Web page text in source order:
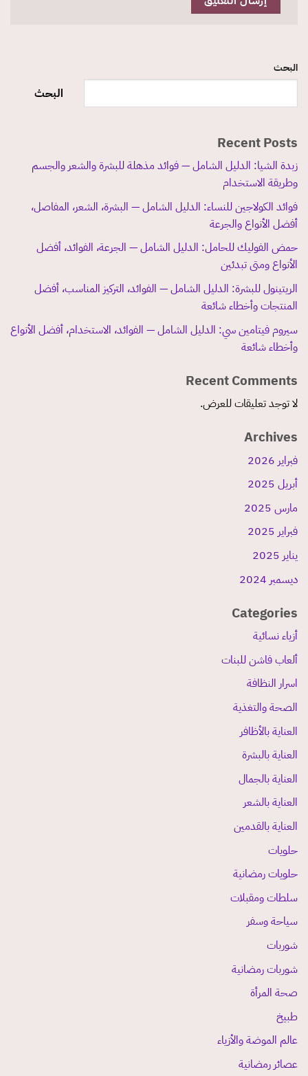
البحث
البحث
Recent Posts
زبدة الشيا: الدليل الشامل — فوائد مذهلة للبشرة والشعر والجسم
وطريقة الاستخدام
فوائد الكولاجين للنساء: الدليل الشامل — البشرة، الشعر، المفاصل،
أفضل الأنواع والجرعة
حمض الفوليك للحامل: الدليل الشامل — الجرعة، الفوائد، أفضل
الأنواع ومتى تبدئين
الريتينول للبشرة: الدليل الشامل — الفوائد، التركيز المناسب، أفضل
المنتجات وأخطاء شائعة
سيروم فيتامين سي: الدليل الشامل — الفوائد، الاستخدام، أفضل الأنواع
وأخطاء شائعة
Recent Comments
لا توجد تعليقات للعرض.
Archives
فبراير 2026
أبريل 2025
مارس 2025
فبراير 2025
يناير 2025
ديسمبر 2024
Categories
أزياء نسائية
ألعاب فاشن للبنات
اسرار النظافة
الصحة والتغذية
العناية بالأظافر
العناية بالبشرة
العناية بالجمال
العناية بالشعر
العناية بالقدمين
حلويات
حلويات رمضانية
سلطات ومقبلات
سياحة وسفر
شوربات
شوربات رمضانية
صحة المرأة
طبيخ
عالم الموضة والأزياء
عصائر رمضانية